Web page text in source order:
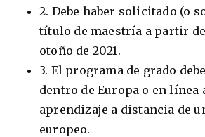
2. Debe haber solicitado (o
título de maestría a partir
otoño de 2021.
3. El programa de grado
dentro de Europa o en línea
aprendizaje a distancia de
europeo.